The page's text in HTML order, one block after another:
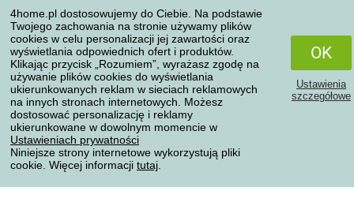
4home.pl dostosowujemy do Ciebie. Na podstawie
Twojego zachowania na stronie używamy plików
cookies w celu personalizacji jej zawartości oraz
wyświetlania odpowiednich ofert i produktów.
Klikając przycisk „Rozumiem”, wyrażasz zgodę na
używanie plików cookies do wyświetlania
ukierunkowanych reklam w sieciach reklamowych
na innych stronach internetowych. Możesz
dostosować personalizację i reklamy
ukierunkowane w dowolnym momencie w
Ustawieniach prywatności
Niniejsze strony internetowe wykorzystują pliki
cookie. Więcej informacji tutaj
OK
Ustawienia
szczegółowe
Sposoby transportu
Metody płatności
Niezawodny sklep